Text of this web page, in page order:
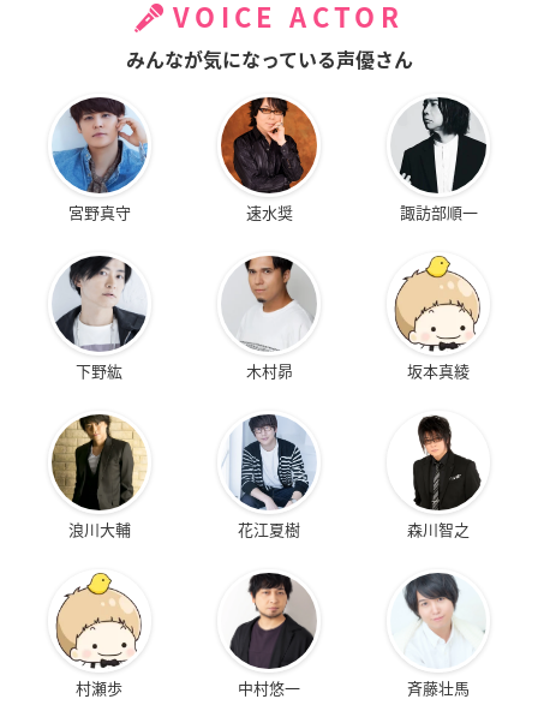
VOICE ACTOR
みんなが気になっている声優さん
宮野真守 速水奨 諏訪部順一
下野紘 木村昴 坂本真綾
浪川大輔 花江夏樹 森川智之
村瀬歩 中村悠一 斉藤壮馬